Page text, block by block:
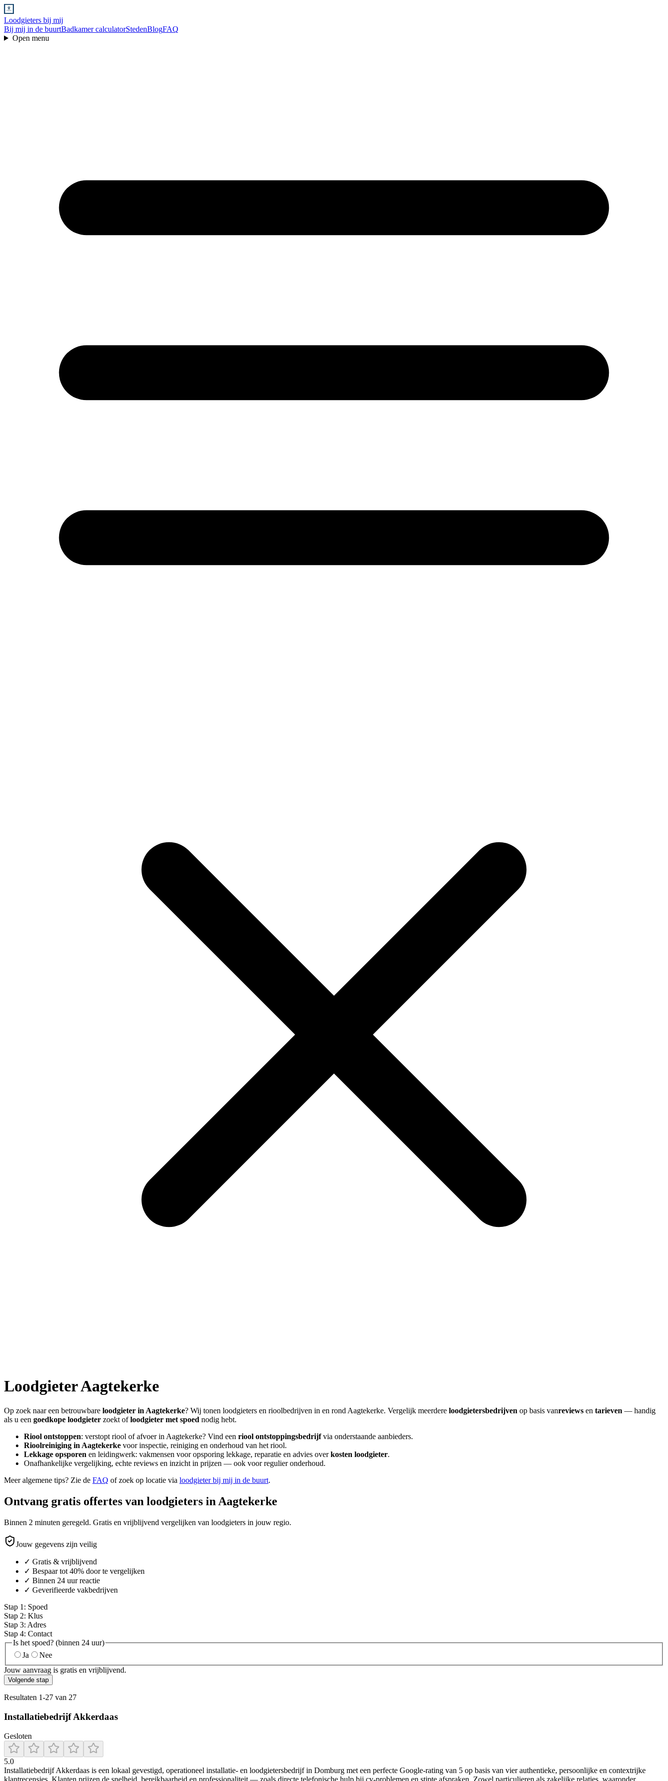
Loodgieters bij mij
Bij mij in de buurtBadkamer calculatorStedenBlogFAQ
Open menu
LoodgieterAagtekerke
Op zoek naar een betrouwbare loodgieter in Aagtekerke? Wij tonen loodgieters en rioolbedrijven in en rond Aagtekerke. Vergelijk meerdere loodgietersbedrijven op basis vanreviews en tarieven — handig
als u een goedkope loodgieter zoekt ofloodgieter met spoed nodig hebt.
Riool ontstoppen: verstopt riool of afvoer in Aagtekerke? Vind een riool ontstoppingsbedrijfvia onderstaande aanbieders.
Rioolreiniging in Aagtekerke voor inspectie, reiniging en onderhoud van het riool.
Lekkage opsporen en leidingwerk: vakmensen voor opsporing lekkage, reparatie en advies overkosten loodgieter.
Onafhankelijke vergelijking, echte reviews en inzicht in prijzen — ook voor regulier onderhoud.
Meer algemene tips? Zie de FAQ of zoek op locatie via loodgieter bij mij in de buurt.
Ontvang gratis offertes van loodgieters in Aagtekerke
Binnen 2 minuten geregeld. Gratis en vrijblijvend vergelijken van loodgieters in jouw regio.
Jouw gegevens zijn veilig
✓ Gratis & vrijblijvend
✓ Bespaar tot 40% door te vergelijken
✓ Binnen 24 uur reactie
✓ Geverifieerde vakbedrijven
Stap 1 : Spoed
Stap 2: Klus
Stap 3: Adres
Stap 4: Contact
Is het spoed? (binnen 24 uur)
Ja
Nee
Jouw aanvraag is gratis en vrijblijvend.
Volgende stap
Resultaten 1-27 van 27
Installatiebedrijf Akkerdaas
Gesloten
5.0
Installatiebedrijf Akkerdaas is een lokaal gevestigd, operationeel installatie- en loodgietersbedrijf in Domburg met een perfecte Google-rating van 5 op basis van vier authentieke, persoonlijke en contextrijke
klantrecensies. Klanten prijzen de snelheid, bereikbaarheid en professionaliteit — zoals directe telefonische hulp bij cv-problemen en stipte afspraken. Zowel particulieren als zakelijke relaties, waaronder